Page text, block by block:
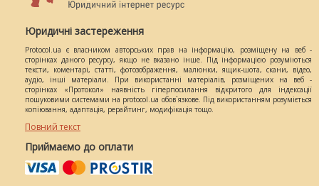
Юридичні застереження
Protocol.ua є власником авторських прав на інформацію, розміщену на веб -
сторінках даного ресурсу, якщо не вказано інше. Під інформацією розуміються
тексти, коментарі, статті, фотозображення, малюнки, ящик-шота, скани, відео,
аудіо, інші матеріали. При використанні матеріалів, розміщених на веб -
сторінках «Протокол» наявність гіперпосилання відкритого для індексації
пошуковими системами на protocol.ua обов`язкове. Під використанням розуміється
копіювання, адаптація, рерайтинг, модифікація тощо.
Повний текст
Приймаємо до оплати